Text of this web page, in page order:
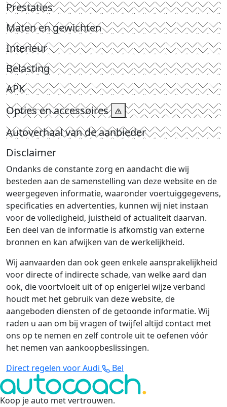
Prestaties
Maten en gewichten
Interieur
Belasting
APK
Opties en accessoires
Autoverhaal van de aanbieder
Disclaimer
Ondanks de constante zorg en aandacht die wij
besteden aan de samenstelling van deze website en de
weergegeven informatie, waaronder voertuiggegevens,
specificaties en advertenties, kunnen wij niet instaan
voor de volledigheid, juistheid of actualiteit daarvan.
Een deel van de informatie is afkomstig van externe
bronnen en kan afwijken van de werkelijkheid.
Wij aanvaarden dan ook geen enkele aansprakelijkheid
voor directe of indirecte schade, van welke aard dan
ook, die voortvloeit uit of op enigerlei wijze verband
houdt met het gebruik van deze website, de
aangeboden diensten of de getoonde informatie. Wij
raden u aan om bij vragen of twijfel altijd contact met
ons op te nemen en zelf controle uit te oefenen vóór
het nemen van aankoopbeslissingen.
Direct regelen voor Audi
Bel
Koop je auto met vertrouwen.